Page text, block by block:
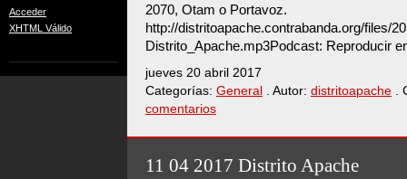
Acceder
XHTML Válido
2070, Otam o Portavoz.
http://distritoapache.contrabanda.org/files/
Distrito_Apache.mp3Podcast: Reproducir
jueves 20 abril 2017
Categorías: General . Autor: distritoapache .
comentarios
11 04 2017 Distrito Apache